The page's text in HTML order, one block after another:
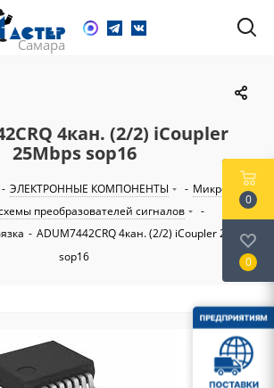
4кан. (2/2) iCoupler
25Mbps sop16
- ЭЛЕКТРОННЫЕ КОМПОНЕНТЫ - Микросхемы
преобразователей сигналов
-
- ADUM7442CRQ 4кан. (2/2) iCoupler 25Mbps
sop16
0
0